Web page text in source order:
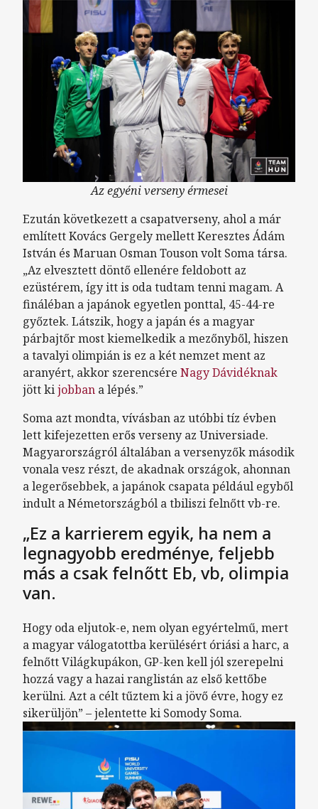
Az egyéni verseny érmesei
Ezután következett a csapatverseny, ahol a már
említett Kovács Gergely mellett Keresztes Ádám
István és Maruan Osman Touson volt Soma társa.
„Az elvesztett döntő ellenére feldobott az
ezüstérem, így itt is oda tudtam tenni magam. A
fináléban a japánok egyetlen ponttal, 45-44-re
győztek. Látszik, hogy a japán és a magyar
párbajtőr most kiemelkedik a mezőnyből, hiszen
a tavalyi olimpián is ez a két nemzet ment az
aranyért, akkor szerencsére Nagy Dávidéknak
jött kijobban a lépés.”
Soma azt mondta, vívásban az utóbbi tíz évben
lett kifejezetten erős verseny az Universiade.
Magyarországról általában a versenyzők második
vonala vesz részt, de akadnak országok, ahonnan
a legerősebbek, a japánok csapata például egyből
indult a Németországból a tbiliszi felnőtt vb-re.
„Ez a karrierem egyik, ha nem a
legnagyobb eredménye, feljebb
más a csak felnőtt Eb, vb, olimpia
van.
Hogy oda eljutok-e, nem olyan egyértelmű, mert
a magyar válogatottba kerülésért óriási a harc, a
felnőtt Világkupákon, GP-ken kell jól szerepelni
hozzá vagy a hazai ranglistán az első kettőbe
kerülni. Azt a célt tűztem ki a jövő évre, hogy ez
sikerüljön” – jelentette ki Somody Soma.